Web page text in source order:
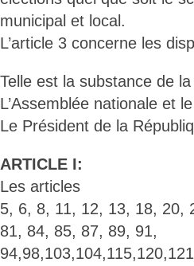
municipal et local.
L’article 3 concerne les
Telle est la substance de
L’Assemblée nationale et
Le Président de la
ARTICLE I:
Les articles
5, 6, 8, 11, 12, 13, 18, 20,
81, 84, 85, 87, 89, 91,